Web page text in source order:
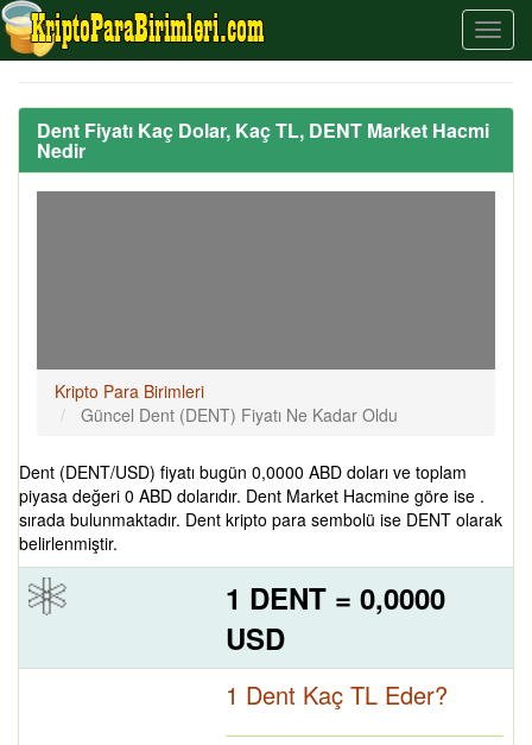
Dent Fiyatı Kaç Dolar, Kaç TL, DENT Market Hacmi
Nedir
Kripto Para Birimleri
Güncel Dent (DENT) Fiyatı Ne Kadar Oldu
Dent (DENT/USD) fiyatı bugün 0,0000 ABD doları ve toplam
piyasa değeri 0 ABD dolarıdır. Dent Market Hacmine göre ise .
sırada bulunmaktadır. Dent kripto para sembolü ise DENT olarak
belirlenmiştir.
1 DENT = 0,0000
USD
1 Dent Kaç TL Eder?